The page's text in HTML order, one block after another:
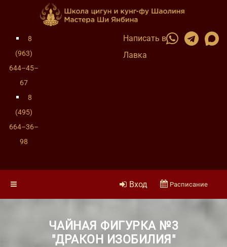
8
(963)
644–45–
67
8
(495)
664–36–
98
Написать в
Лавка
Вход Расписание
ЧАЙНАЯ ФИГУРКА №3
"ДРАКОН ИЗОБИЛИЯ"